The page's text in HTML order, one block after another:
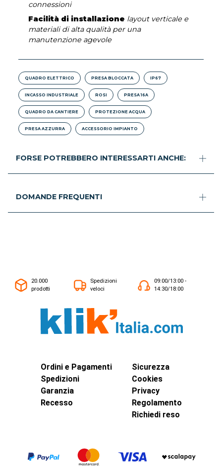
connessioni
Facilità di installazione layout verticale e
materiali di alta qualità per una
manutenzione agevole
QUADRO ELETTRICO PRESA BLOCCATA IP67
INCASSO INDUSTRIALE ROSI PRESA 16A
QUADRO DA CANTIERE PROTEZIONE ACQUA
PRESA AZZURRA ACCESSORIO IMPIANTO
FORSE POTREBBERO INTERESSARTI ANCHE:
DOMANDE FREQUENTI
20.000
prodotti
Spedizioni
veloci
09:00/13:00 -
14:30/18:00
Ordini e Pagamenti
Spedizioni
Garanzia
Recesso
Sicurezza
Cookies
Privacy
Regolamento
Richiedi reso